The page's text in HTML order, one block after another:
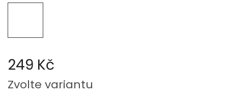
249 Kč
Měrná
cena:
Zvolte variantu